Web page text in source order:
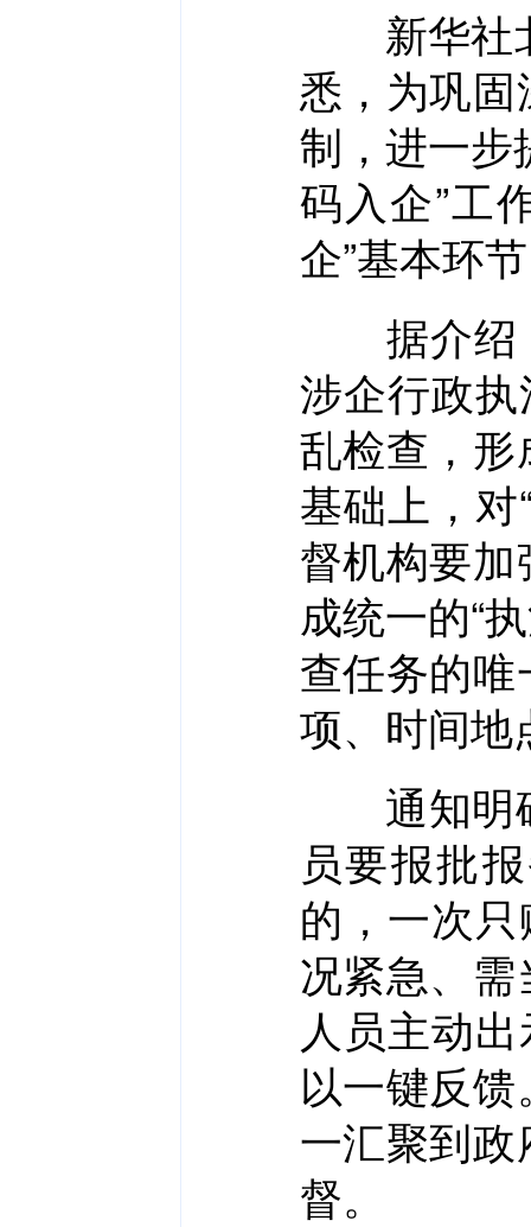
新华社北
悉，为巩
制，进一步
码入企”工
企”基本环
据介绍，
涉企行政
乱检查，
基础上，
督机构要
成统一的“
查任务的
项、时间地
通知明确
员要报批
的，一次
况紧急、
人员主动
以一键反
一汇聚到
督。